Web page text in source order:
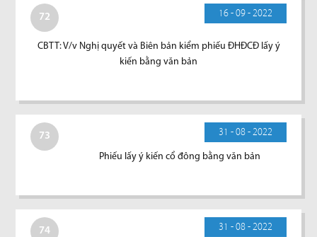
72 16 - 09 - 2022
CBTT: V/v Nghị quyết và Biên bản kiểm phiếu ĐHĐCĐ lấy ý
kiến bằng văn bản
73 31 - 08 - 2022
Phiếu lấy ý kiến cổ đông bằng văn bản
74 31 - 08 - 2022